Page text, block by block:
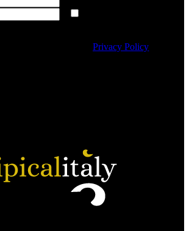
conformemente allaPrivacy Policy